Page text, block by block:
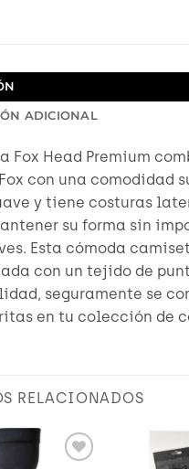
ADICIONAL
Fox Head Premium
con una comodidad
y tiene costuras
su forma sin
Esta cómoda
con un tejido de
seguramente se
en tu colección de
RELACIONADOS